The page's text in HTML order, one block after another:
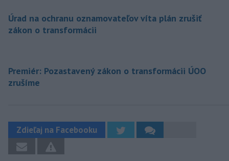
Úrad na ochranu oznamovateľov víta plán zrušiť
zákon o transformácii
Premiér: Pozastavený zákon o transformácii ÚOO
zrušíme
Zdieľaj na Facebooku